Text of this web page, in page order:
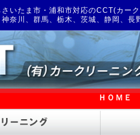
いたま市・浦和市対応のCCT(カーク
奈川、群馬、栃木、茨城、静岡、長
ＨＯＭＥ